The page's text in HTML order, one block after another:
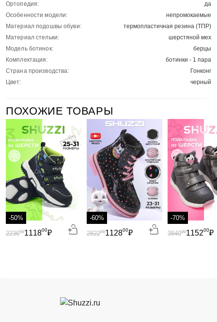
Ортопедия:
да
Особенности модели:
непромокаемые
Материал подошвы обуви:
термопластичная резина (ТПР)
Материал стельки:
шерстяной мех
Модель ботинок:
берцы
Комплектация:
ботинки - 1 пара
Страна производства:
Гонконг
Цвет:
черный
ПОХОЖИЕ ТОВАРЫ
-50%
111800₽
223600
-60%
112800₽
282200
-70%
115200₽
384000